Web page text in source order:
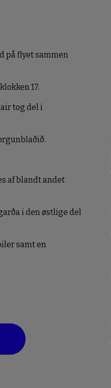
på flyet sammen
17.
tog del i
af blandt andet
i den østlige del
samt en